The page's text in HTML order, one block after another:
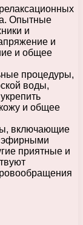
Опытные
и
и
и общее
процедуры,
воды,
и общее
включающие
эфирными
приятные и